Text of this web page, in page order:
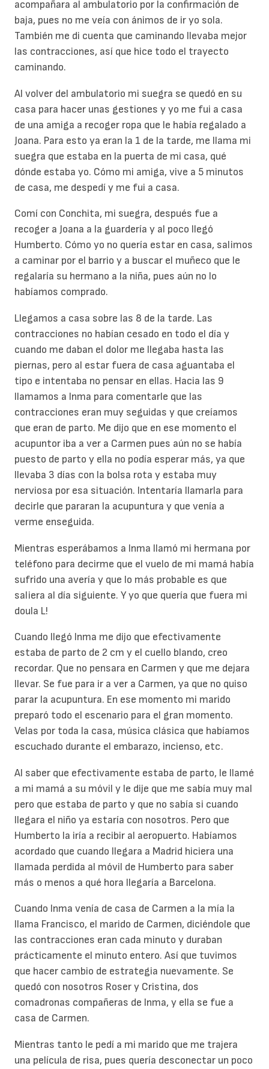
acompañara al ambulatorio por la confirmación de
baja, pues no me veía con ánimos de ir yo sola.
También me di cuenta que caminando llevaba mejor
las contracciones, así que hice todo el trayecto
caminando.
Al volver del ambulatorio mi suegra se quedó en su
casa para hacer unas gestiones y yo me fui a casa
de una amiga a recoger ropa que le había regalado a
Joana. Para esto ya eran la 1 de la tarde, me llama mi
suegra que estaba en la puerta de mi casa, qué
dónde estaba yo. Cómo mi amiga, vive a 5 minutos
de casa, me despedí y me fui a casa.
Comí con Conchita, mi suegra, después fue a
recoger a Joana a la guardería y al poco llegó
Humberto. Cómo yo no quería estar en casa, salimos
a caminar por el barrio y a buscar el muñeco que le
regalaría su hermano a la niña, pues aún no lo
habíamos comprado.
Llegamos a casa sobre las 8 de la tarde. Las
contracciones no habían cesado en todo el día y
cuando me daban el dolor me llegaba hasta las
piernas, pero al estar fuera de casa aguantaba el
tipo e intentaba no pensar en ellas. Hacia las 9
llamamos a Inma para comentarle que las
contracciones eran muy seguidas y que creíamos
que eran de parto. Me dijo que en ese momento el
acupuntor iba a ver a Carmen pues aún no se había
puesto de parto y ella no podía esperar más, ya que
llevaba 3 días con la bolsa rota y estaba muy
nerviosa por esa situación. Intentaría llamarla para
decirle que pararan la acupuntura y que venía a
verme enseguida.
Mientras esperábamos a Inma llamó mi hermana por
teléfono para decirme que el vuelo de mi mamá había
sufrido una avería y que lo más probable es que
saliera al día siguiente. Y yo que quería que fuera mi
doula L!
Cuando llegó Inma me dijo que efectivamente
estaba de parto de 2 cm y el cuello blando, creo
recordar. Que no pensara en Carmen y que me dejara
llevar. Se fue para ir a ver a Carmen, ya que no quiso
parar la acupuntura. En ese momento mi marido
preparó todo el escenario para el gran momento.
Velas por toda la casa, música clásica que habíamos
escuchado durante el embarazo, incienso, etc.
Al saber que efectivamente estaba de parto, le llamé
a mi mamá a su móvil y le dije que me sabía muy mal
pero que estaba de parto y que no sabía si cuando
llegara el niño ya estaría con nosotros. Pero que
Humberto la iría a recibir al aeropuerto. Habíamos
acordado que cuando llegara a Madrid hiciera una
llamada perdida al móvil de Humberto para saber
más o menos a qué hora llegaría a Barcelona.
Cuando Inma venía de casa de Carmen a la mía la
llama Francisco, el marido de Carmen, diciéndole que
las contracciones eran cada minuto y duraban
prácticamente el minuto entero. Así que tuvimos
que hacer cambio de estrategia nuevamente. Se
quedó con nosotros Roser y Cristina, dos
comadronas compañeras de Inma, y ella se fue a
casa de Carmen.
Mientras tanto le pedí a mi marido que me trajera
una película de risa, pues quería desconectar un poco